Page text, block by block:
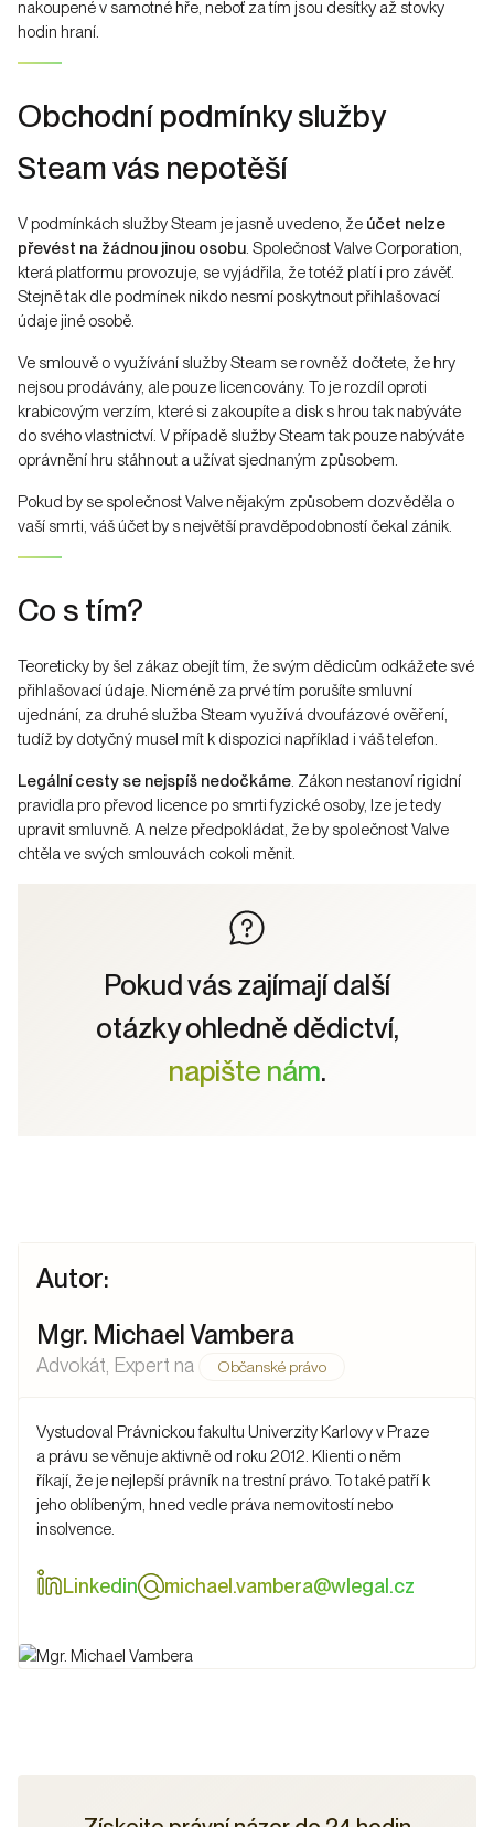
nakoupené v samotné hře, neboť za tím jsou desítky až stovky
hodin hraní.
Obchodní podmínky služby
Steam vás nepotěší
V podmínkách služby Steam je jasně uvedeno, že účet nelze
převést na žádnou jinou osobu. Společnost Valve Corporation,
která platformu provozuje, se vyjádřila, že totéž platí i pro závěť.
Stejně tak dle podmínek nikdo nesmí poskytnout přihlašovací
údaje jiné osobě.
Ve smlouvě o využívání služby Steam se rovněž dočtete, že hry
nejsou prodávány, ale pouze licencovány. To je rozdíl oproti
krabicovým verzím, které si zakoupíte a disk s hrou tak nabýváte
do svého vlastnictví. V případě služby Steam tak pouze nabýváte
oprávnění hru stáhnout a užívat sjednaným způsobem.
Pokud by se společnost Valve nějakým způsobem dozvěděla o
vaší smrti, váš účet by s největší pravděpodobností čekal zánik.
Co s tím?
Teoreticky by šel zákaz obejít tím, že svým dědicům odkážete své
přihlašovací údaje. Nicméně za prvé tím porušíte smluvní
ujednání, za druhé služba Steam využívá dvoufázové ověření,
tudíž by dotyčný musel mít k dispozici například i váš telefon.
Legální cesty se nejspíš nedočkáme. Zákon nestanoví rigidní
pravidla pro převod licence po smrti fyzické osoby, lze je tedy
upravit smluvně. A nelze předpokládat, že by společnost Valve
chtěla ve svých smlouvách cokoli měnit.
Pokud vás zajímají další
otázky ohledně dědictví,
napište nám.
Autor:
Mgr. Michael Vambera
Advokát , Expert na Občanské právo
Vystudoval Právnickou fakultu Univerzity Karlovy v Praze
a právu se věnuje aktivně od roku 2012. Klienti o něm
říkají, že je nejlepší právník na trestní právo. To také patří k
jeho oblíbeným, hned vedle práva nemovitostí nebo
insolvence.
Linkedin michael.vambera@wlegal.cz